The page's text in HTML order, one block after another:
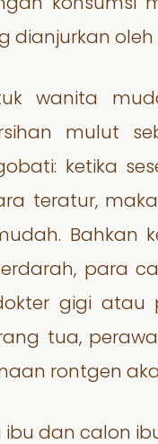
konsumsi
dianjurkan oleh
wanita
mulut
ketika
teratur,
Bahkan
para
gigi atau
tua,
rontgen
ibu dan calon